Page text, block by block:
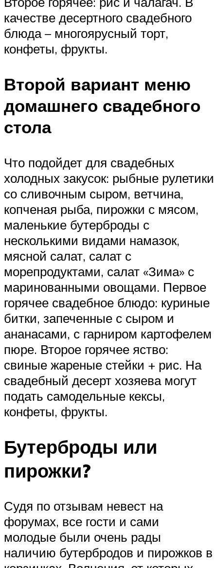
качестве десертного свадебного
блюда – многоярусный торт,
конфеты, фрукты.
Второй вариант меню
домашнего свадебного
стола
Что подойдет для свадебных
холодных закусок: рыбные рулетики
со сливочным сыром, ветчина,
копченая рыба, пирожки с мясом,
маленькие бутерброды с
несколькими видами намазок,
мясной салат, салат с
морепродуктами, салат «Зима» с
маринованными овощами. Первое
горячее свадебное блюдо: куриные
битки, запеченные с сыром и
ананасами, с гарниром картофелем
пюре. Второе горячее яство:
свиные жареные стейки + рис. На
свадебный десерт хозяева могут
подать самодельные кексы,
конфеты, фрукты.
Бутерброды или
пирожки?
Судя по отзывам невест на
форумах, все гости и сами
молодые были очень рады
наличию бутербродов и пирожков в